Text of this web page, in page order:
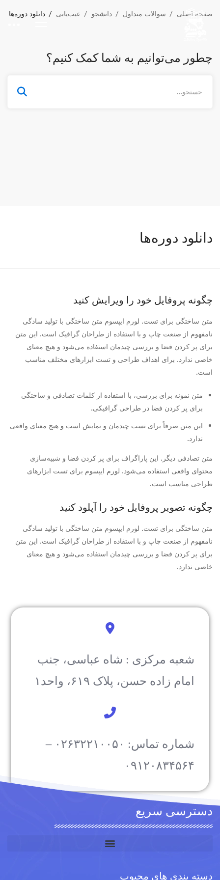
صفحه اصلی سوالات متداول دانشجو عیب‌یابی دانلود دوره‌ها
چطور می‌توانیم به شما کمک کنیم؟
دانلود دوره‌ها
چگونه پروفایل خود را ویرایش کنید
متن ساختگی برای تست. لورم ایپسوم متن ساختگی با تولید سادگی
نامفهوم از صنعت چاپ و با استفاده از طراحان گرافیک است. این متن
برای پر کردن فضا و بررسی چیدمان استفاده می‌شود و هیچ معنای
خاصی ندارد. برای اهداف طراحی و تست ابزارهای مختلف مناسب
است.
متن نمونه برای بررسی، با استفاده از کلمات تصادفی و ساختگی
برای پر کردن فضا در طراحی گرافیکی.
این متن صرفاً برای تست چیدمان و نمایش است و هیچ معنای واقعی
ندارد.
متن تصادفی دیگر. این پاراگراف برای پر کردن فضا و شبیه‌سازی
محتوای واقعی استفاده می‌شود. لورم ایپسوم برای تست ابزارهای
طراحی مناسب است.
چگونه تصویر پروفایل خود را آپلود کنید
متن ساختگی برای تست. لورم ایپسوم متن ساختگی با تولید سادگی
نامفهوم از صنعت چاپ و با استفاده از طراحان گرافیک است. این متن
برای پر کردن فضا و بررسی چیدمان استفاده می‌شود و هیچ معنای
خاصی ندارد.
شعبه مرکزی : شاه عباسی، جنب
امام زاده حسن، پلاک ۶۱۹، واحد۱​
شماره تماس: ۰۲۶۳۲۲۱۰۰۵۰ –
۰۹۱۲۰۸۳۴۵۶۴
دسترسی سریع
دسته بندی های محبوب